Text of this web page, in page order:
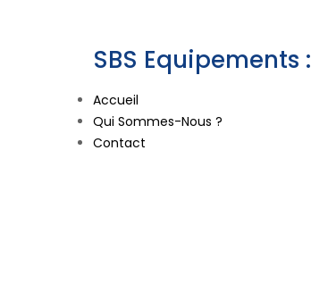
SBS Equipements :
Accueil
Qui Sommes-Nous ?
Contact